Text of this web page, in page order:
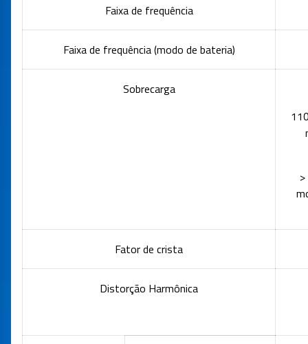
Faixa de frequência
Faixa de frequência (modo de bateria)
Sobrecarga
Fator de crista
Distorção Harmônica